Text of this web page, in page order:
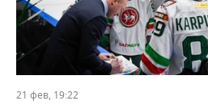
21 фев, 19:22